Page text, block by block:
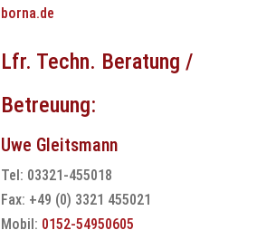
borna.de
Lfr. Techn. Beratung /
Betreuung:
Uwe Gleitsmann
Tel: 03321-455018
Fax: +49 (0) 3321 455021
Mobil: 0152-54950605